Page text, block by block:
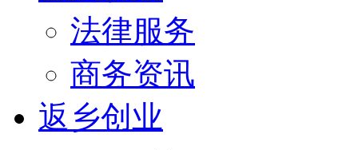
法律服务
商务资讯
返乡创业